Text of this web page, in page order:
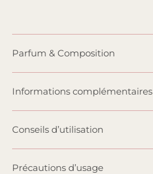
Parfum & Composition
Informations complémentaires
Conseils d’utilisation
Précautions d’usage